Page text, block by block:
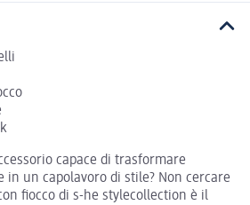
capace di trasformare
un capolavoro di stile? Non cercare
fiocco di s-he stylecollection è il